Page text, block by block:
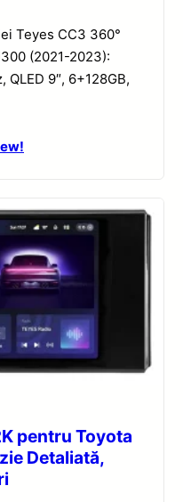
Teyes CC3 360°
(2021-2023):
QLED 9″, 6+128GB,
pentru Toyota
Detaliată,